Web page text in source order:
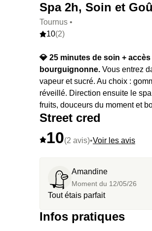
Spa 2h, Soin et
Tournus •
10(2)
💎 25 minutes de soin +
bourguignonne. Vous entrez
vapeur et sucré. Au choix :
réveillé. Direction ensuite le
fruits, douceurs du moment et
Street cred
10(2 avis)•Voir les avis
Amandine
Moment du 12/05/26
Tout étais parfait
Infos pratiques